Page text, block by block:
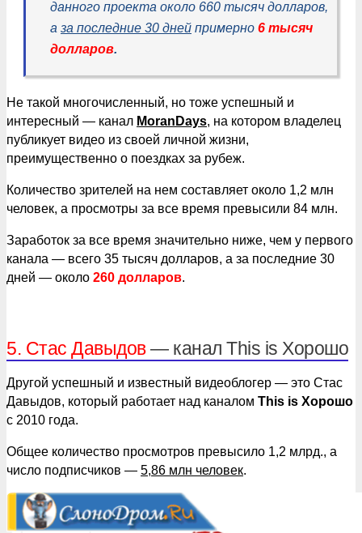
данного проекта около 660 тысяч долларов,
а за последние 30 дней примерно 6 тысяч
долларов.
Не такой многочисленный, но тоже успешный и
интересный — канал MoranDays, на котором владелец
публикует видео из своей личной жизни,
преимущественно о поездках за рубеж.
Количество зрителей на нем составляет около 1,2 млн
человек, а просмотры за все время превысили 84 млн.
Заработок за все время значительно ниже, чем у первого
канала — всего 35 тысяч долларов, а за последние 30
дней — около 260 долларов.
5. Стас Давыдов— канал This is Хорошо
Другой успешный и известный видеоблогер — это Стас
Давыдов, который работает над каналом This is Хорошо
с 2010 года.
Общее количество просмотров превысило 1,2 млрд., а
число подписчиков — 5,86 млн человек.